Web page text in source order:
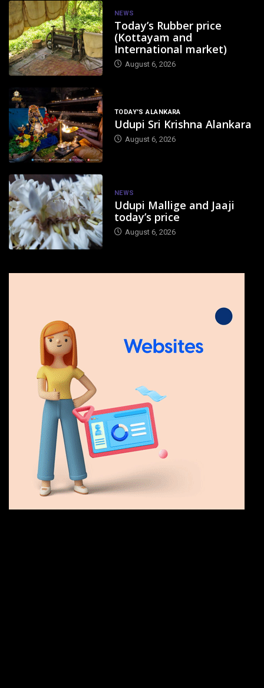
NEWS
Today’s Rubber price
(Kottayam and
International market)
August 6, 2026
TODAY'S ALANKARA
Udupi Sri Krishna Alankara
August 6, 2026
NEWS
Udupi Mallige and Jaaji
today’s price
August 6, 2026